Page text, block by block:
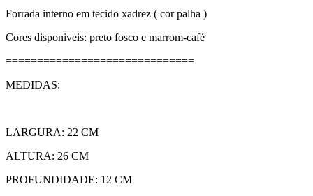
Forrada interno em tecido xadrez ( cor palha )
Cores disponiveis: preto fosco e marrom-café
==============================
MEDIDAS:
LARGURA: 22 CM
ALTURA: 26 CM
PROFUNDIDADE: 12 CM